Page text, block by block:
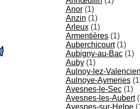
Anor(1)
Anzin (1)
Arleux(1)
Armentières(1)
Auberchicourt(1)
Aubigny-au-Bac(1)
Auby(1)
Aulnoy-lez-
Aulnoye-Aymeries
Avesnes-le-Sec(1)
Avesnes-les-Aubert
Avesnes-sur-Helpe